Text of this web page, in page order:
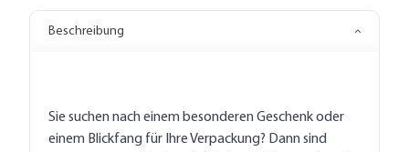
Beschreibung
Sie suchen nach einem besonderen Geschenk oder
einem Blickfang für Ihre Verpackung? Dann sind